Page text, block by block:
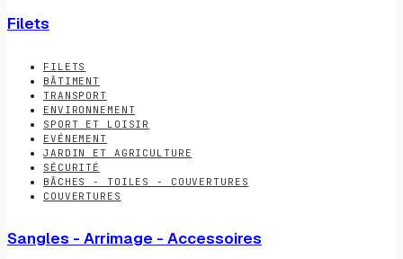
Filets
FILETS
BÂTIMENT
TRANSPORT
ENVIRONNEMENT
SPORT ET LOISIR
EVÉNEMENT
JARDIN ET AGRICULTURE
SÉCURITÉ
BÂCHES - TOILES - COUVERTURES
COUVERTURES
Sangles - Arrimage - Accessoires